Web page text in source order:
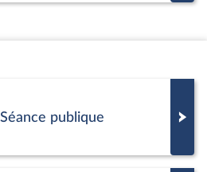
Séance publique